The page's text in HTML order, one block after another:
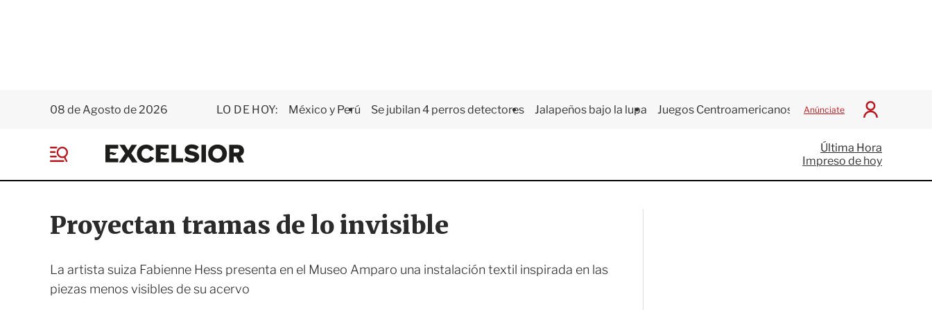
08 de Agosto de 2026 LO DE HOY: México y Perú Se jubilan 4 perros detectores Jalapeños bajo la lupa Juegos Centroamericanos Anúnciate
I
c
i
a
E
x
e
i
o
e
Última Hora
Impreso de hoy
Proyectan tramas de lo invisible
La artista suiza Fabienne Hess presenta en el Museo Amparo una instalación textil inspirada en las
piezas menos visibles de su acervo